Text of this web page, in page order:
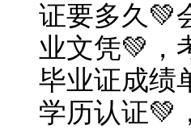
证要多久💚
业文凭💚，
毕业证成绩
学历认证💚